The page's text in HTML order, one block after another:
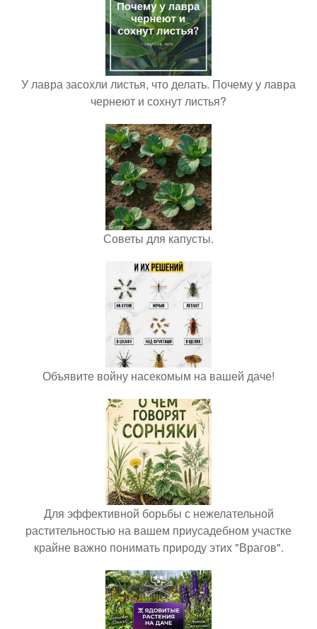
У лавра засохли листья, что делать. Почему у лавра
чернеют и сохнут листья?
Советы для капусты.
Объявите войну насекомым на вашей даче!
Для эффективной борьбы с нежелательной
растительностью на вашем приусадебном участке
крайне важно понимать природу этих "Врагов".